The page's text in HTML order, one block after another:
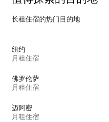
长租住宿的热门目的地
纽约
月租住宿
佛罗伦萨
月租住宿
迈阿密
月租住宿